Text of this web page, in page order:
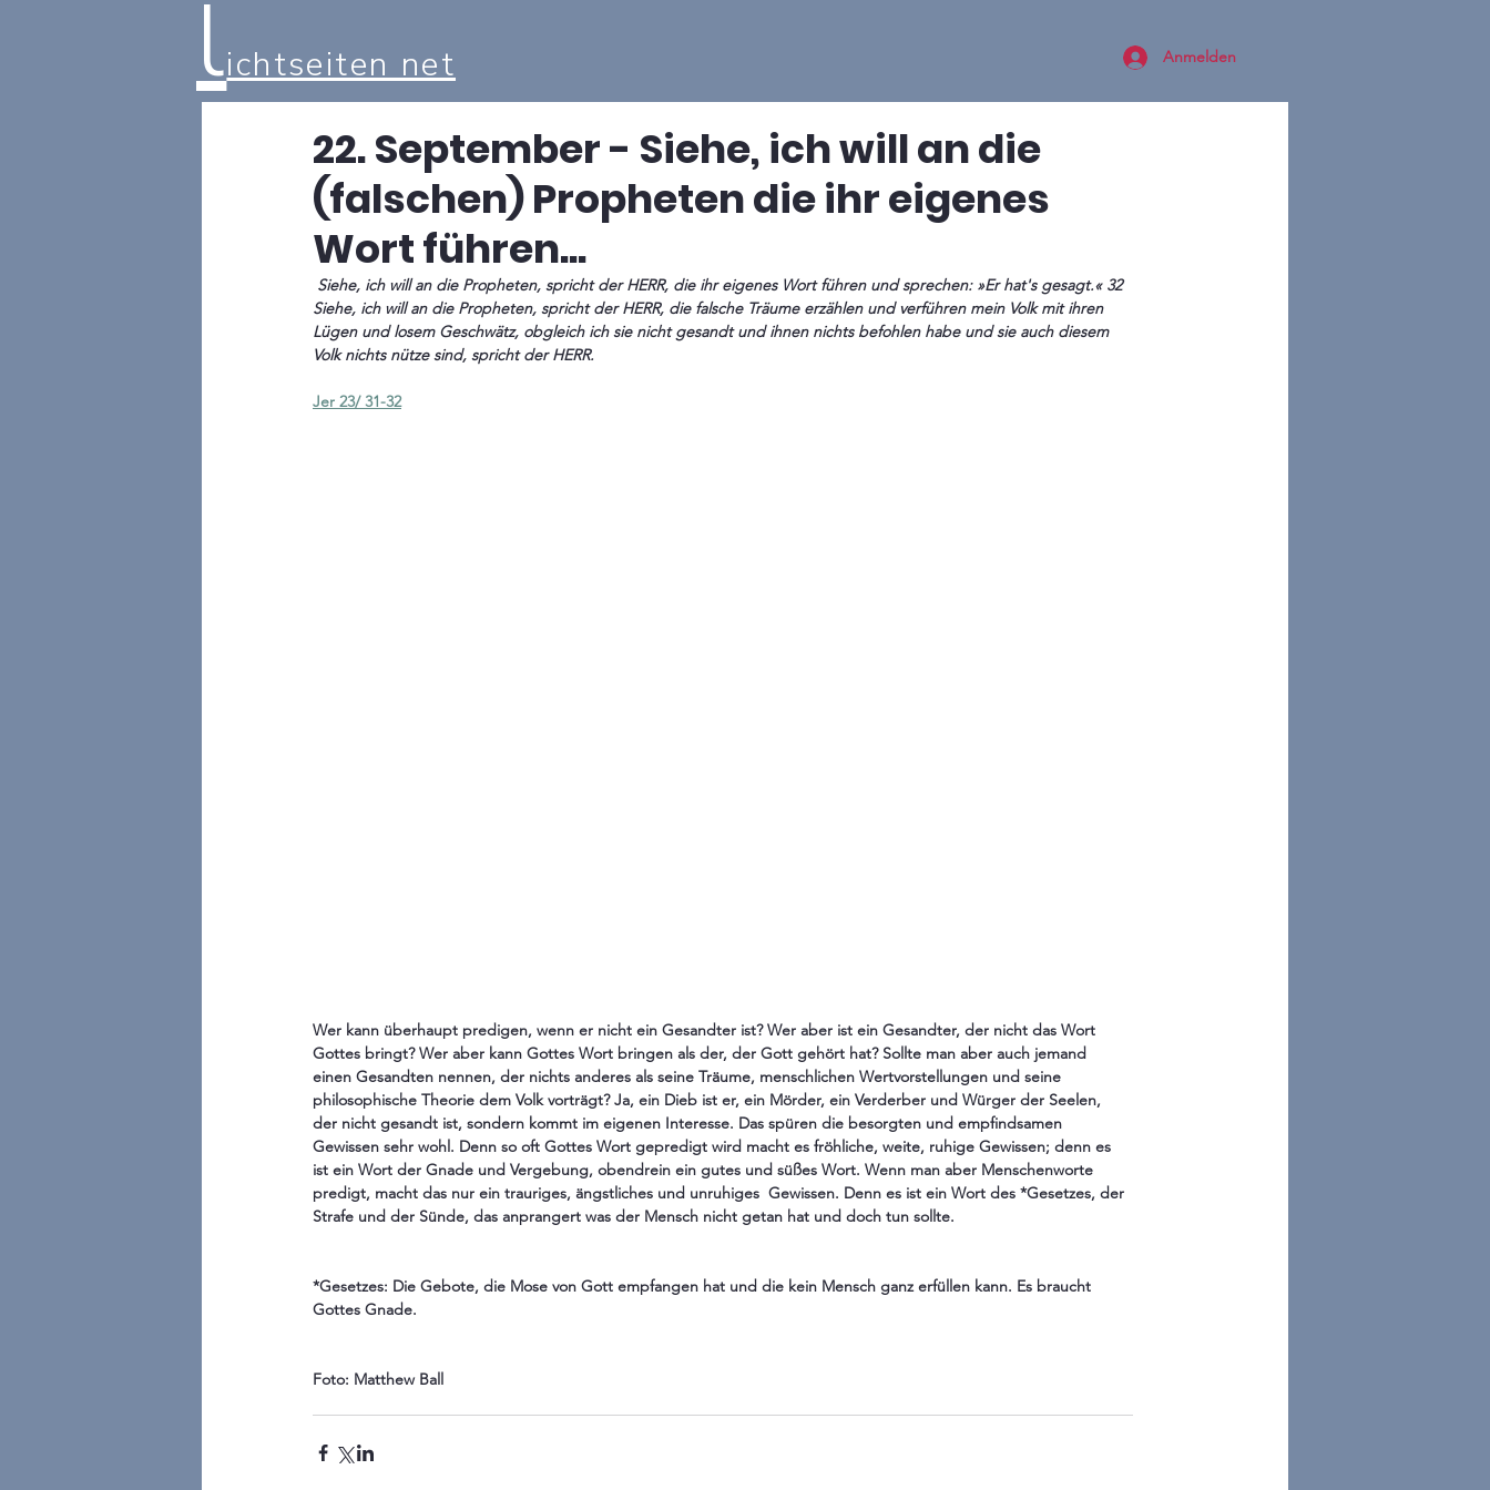
lichtseiten net Anmelden
22. September - Siehe, ich will an die
(falschen) Propheten die ihr eigenes
Wort führen...
Siehe, ich will an die Propheten, spricht der HERR, die falsche Träume erzählen und verführen mein Volk mit ihren
Lügen und losem Geschwätz, obgleich ich sie nicht gesandt und ihnen nichts befohlen habe und sie auch diesem
Volk nichts nütze sind, spricht der HERR.
Jer 23/ 31-32
Wer kann überhaupt predigen, wenn er nicht ein Gesandter ist? Wer aber ist ein Gesandter, der nicht das Wort
Gottes bringt? Wer aber kann Gottes Wort bringen als der, der Gott gehört hat? Sollte man aber auch jemand
einen Gesandten nennen, der nichts anderes als seine Träume, menschlichen Wertvorstellungen und seine
philosophische Theorie dem Volk vorträgt? Ja, ein Dieb ist er, ein Mörder, ein Verderber und Würger der Seelen,
der nicht gesandt ist, sondern kommt im eigenen Interesse. Das spüren die besorgten und empfindsamen
Gewissen sehr wohl. Denn so oft Gottes Wort gepredigt wird macht es fröhliche, weite, ruhige Gewissen; denn es
ist ein Wort der Gnade und Vergebung, obendrein ein gutes und süßes Wort. Wenn man aber Menschenworte
predigt, macht das nur ein trauriges, ängstliches und unruhiges  Gewissen. Denn es ist ein Wort des *Gesetzes, der
Strafe und der Sünde, das anprangert was der Mensch nicht getan hat und doch tun sollte.
*Gesetzes: Die Gebote, die Mose von Gott empfangen hat und die kein Mensch ganz erfüllen kann. Es braucht
Gottes Gnade.
Foto: Matthew Ball